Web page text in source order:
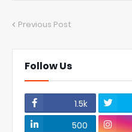
Previous Post
Follow Us
1.5k
500